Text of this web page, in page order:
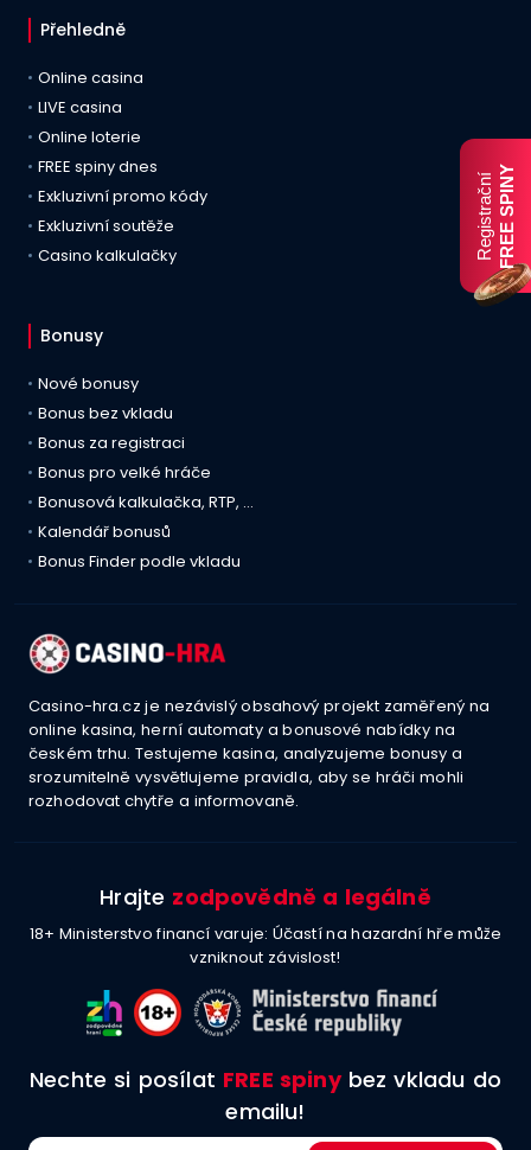
RegistračníFREE SPINY
Přehledně
Online casina
LIVE casina
Online loterie
FREE spiny dnes
Exkluzivní promo kódy
Exkluzivní soutěže
Casino kalkulačky
Bonusy
Nové bonusy
Bonus bez vkladu
Bonus za registraci
Bonus pro velké hráče
Bonusová kalkulačka, RTP, …
Kalendář bonusů
Bonus Finder podle vkladu
Casino-hra.cz je nezávislý obsahový projekt zaměřený na
online kasina, herní automaty a bonusové nabídky na
českém trhu. Testujeme kasina, analyzujeme bonusy a
srozumitelně vysvětlujeme pravidla, aby se hráči mohli
rozhodovat chytře a informovaně.
Hrajte zodpovědně a legálně
18+ Ministerstvo financí varuje: Účastí na hazardní hře může
vzniknout závislost!
Nechte si posílat FREE spinybez vkladu do
emailu!